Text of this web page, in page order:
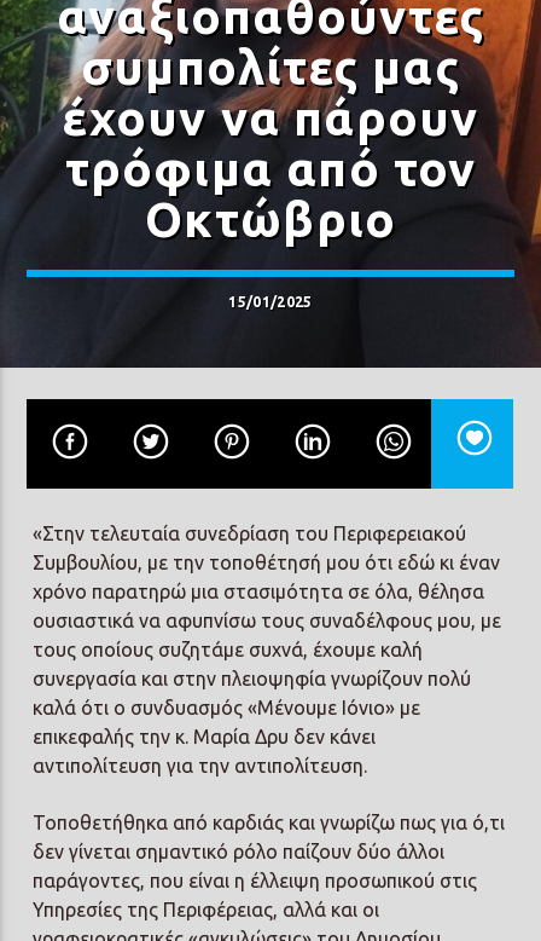
Prisma Radio 90,2
αναξιοπαθούντες
συμπολίτες μας
έχουν να πάρουν
τρόφιμα από τον
Οκτώβριο
15/01/2025
«Στην τελευταία συνεδρίαση του Περιφερειακού
Συμβουλίου, με την τοποθέτησή μου ότι εδώ κι έναν
χρόνο παρατηρώ μια στασιμότητα σε όλα, θέλησα
ουσιαστικά να αφυπνίσω τους συναδέλφους μου, με
τους οποίους συζητάμε συχνά, έχουμε καλή
συνεργασία και στην πλειοψηφία γνωρίζουν πολύ
καλά ότι ο συνδυασμός «Μένουμε Ιόνιο» με
επικεφαλής την κ. Μαρία Δρυ δεν κάνει
αντιπολίτευση για την αντιπολίτευση.
Τοποθετήθηκα από καρδιάς και γνωρίζω πως για ό,τι
δεν γίνεται σημαντικό ρόλο παίζουν δύο άλλοι
παράγοντες, που είναι η έλλειψη προσωπικού στις
Υπηρεσίες της Περιφέρειας, αλλά και οι